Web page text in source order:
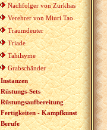
Nachfolger von Zurkhas
Verehrer von Miuri Tao
Traumdeuter
Triade
Tahilsyme
Grabschänder
Instanzen
Rüstungs-Sets
Rüstungsaufbereitung
Fertigkeiten - Kampfkunst
Berufe